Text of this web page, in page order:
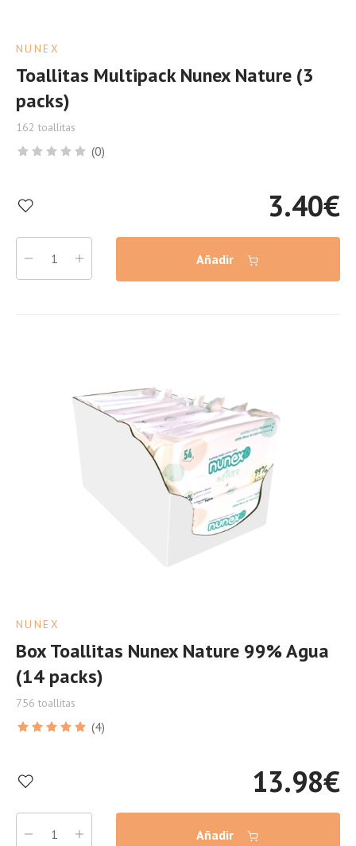
NUNEX
Toallitas Multipack Nunex Nature (3
packs)
162 toallitas
(0)
3.40€
Añadir
NUNEX
Box Toallitas Nunex Nature 99% Agua
(14 packs)
756 toallitas
(4)
13.98€
Añadir